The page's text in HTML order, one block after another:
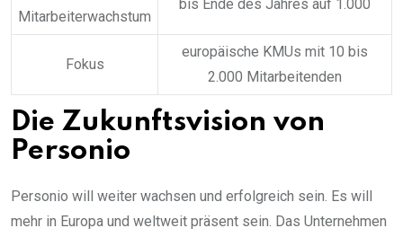
Mitarbeiterwachstum
bis Ende des Jahres auf 1.000
Fokus
europäische KMUs mit 10 bis
2.000 Mitarbeitenden
Die Zukunftsvision von
Personio
Personio will weiter wachsen und erfolgreich sein. Es will
mehr in Europa und weltweit präsent sein. Das Unternehmen